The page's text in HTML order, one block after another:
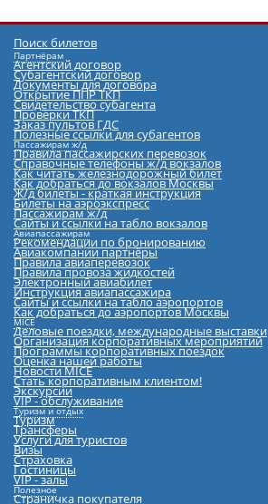
Поиск билетов
Партнёрам
Агентский договор
Субагентский договор
Документы для договора
Открытие ППР ТКП
Cвидетельство субагента
Проверки ТКП
Заказ пультов ГДС
Полезные ссылки для субагентов
Пассажирам ж/д
Правила пассажирских перевозок
Справочные телефоны ж/д вокзалов
Как читать железнодорожный билет
Как добраться до вокзалов Москвы
Ж/д билеты - краткая инструкция
Билеты на аэроэкспресс
Пассажирам ж/д
Сайты и ссылки на табло вокзалов
Авиапассажирам
Рекомендации по бронированию
Авиакомпании партнёры
Правила авиаперевозок
Правила провоза жидкостей
Электронный авиабилет
Инструкция авиапассажира
Сайты и ссылки на табло аэропортов
Как добраться до аэропортов Москвы
MICE
Деловые поездки, международные выставки
Организация корпоративных мероприятий
Программы корпоративных поездок
Оценка нашей работы
Новости MICE
Стать корпоративным клиентом!
Экскурсии
VIP - обслуживание
Туризм и отдых
Туризм
Трансферы
Услуги для туристов
Визы
Страховка
Гостиницы
VIP - залы
Полезное
Страничка покупателя